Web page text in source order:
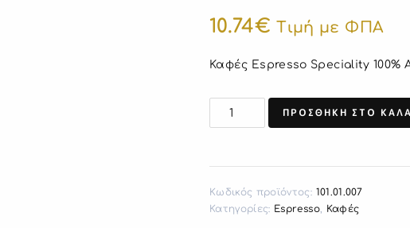
10.74€ Τιμή με ΦΠΑ
Καφές Espresso Speciality 100%
ΠΡΟΣΘΗΚΗ ΣΤΟ
Κωδικός προϊόντος: 101.01.007
Κατηγορίες: Espresso, Καφές